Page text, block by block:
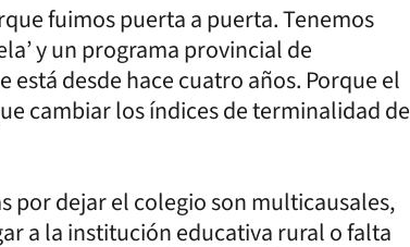
fuimos puerta a puerta. Tenemos
y un programa provincial de
desde hace cuatro años. Porque el
cambiar los índices de terminalidad de
por dejar el colegio son multicausales,
a la institución educativa rural o falta